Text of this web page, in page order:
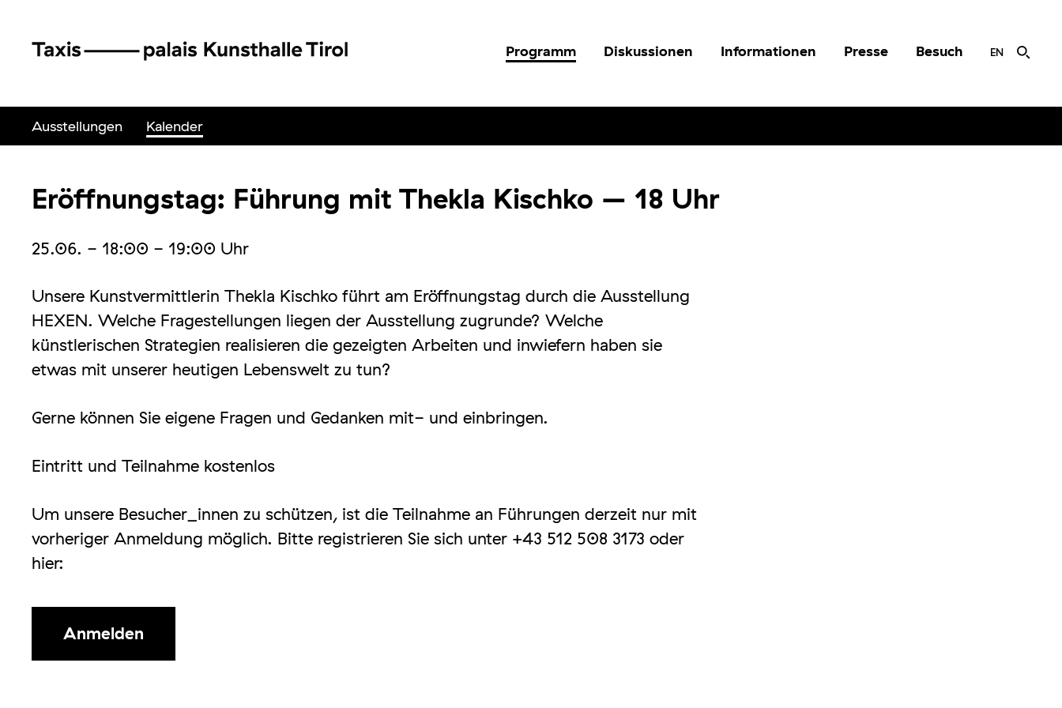
Programm Diskussionen Informationen Presse Besuch EN
Ausstellungen Kalender
Eröffnungstag: Führung mit Thekla Kischko – 18 Uhr
25.06. - 18:00 - 19:00 Uhr
Unsere Kunstvermittlerin Thekla Kischko führt am Eröffnungstag durch die Ausstellung
HEXEN. Welche Fragestellungen liegen der Ausstellung zugrunde? Welche
künstlerischen Strategien realisieren die gezeigten Arbeiten und inwiefern haben sie
etwas mit unserer heutigen Lebenswelt zu tun?
Gerne können Sie eigene Fragen und Gedanken mit- und einbringen.
Eintritt und Teilnahme kostenlos
Um unsere Besucher_innen zu schützen, ist die Teilnahme an Führungen derzeit nur mit
vorheriger Anmeldung möglich. Bitte registrieren Sie sich unter +43 512 508 3173 oder
hier:
Anmelden